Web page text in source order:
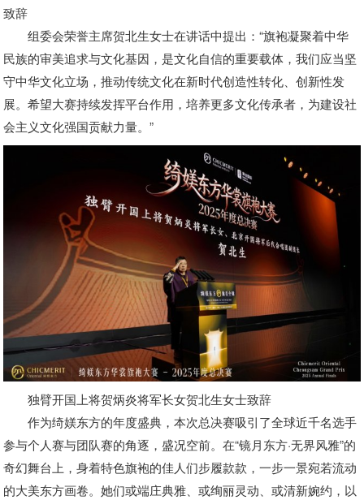
致辞
组委会荣誉主席贺北生女士在讲话中提出：“旗袍凝聚着中华
民族的审美追求与文化基因，是文化自信的重要载体，我们应当坚
守中华文化立场，推动传统文化在新时代创造性转化、创新性发
展。希望大赛持续发挥平台作用，培养更多文化传承者，为建设社
会主义文化强国贡献力量。”
独臂开国上将贺炳炎将军长女贺北生女士致辞
作为绮媄东方的年度盛典，本次总决赛吸引了全球近千名选手
参与个人赛与团队赛的角逐，盛况空前。在“镜月东方·无界风雅”的
奇幻舞台上，身着特色旗袍的佳人们步履款款，一步一景宛若流动
的大美东方画卷。她们或端庄典雅、或绚丽灵动、或清新婉约，以